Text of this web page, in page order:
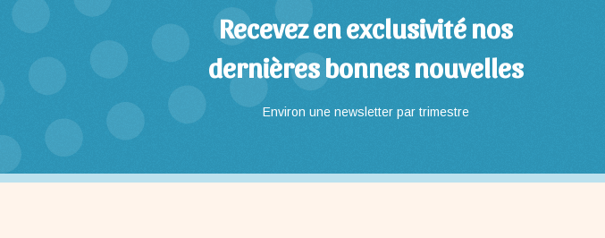
Recevez en exclusivité nos
dernières bonnes nouvelles
Environ une newsletter par trimestre